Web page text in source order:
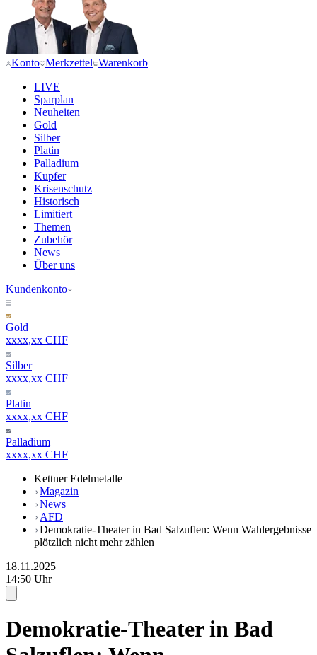
Konto Merkzettel Warenkorb
LIVE
Sparplan
Neuheiten
Gold
Silber
Platin
Palladium
Kupfer
Krisenschutz
Historisch
Limitiert
Themen
Zubehör
News
Über uns
Kundenkonto
Gold
xxxx,xx CHF
Silber
xxxx,xx CHF
Platin
xxxx,xx CHF
Palladium
xxxx,xx CHF
Kettner Edelmetalle
Magazin
News
AFD
Demokratie-Theater in Bad Salzuflen: Wenn Wahlergebnisse
plötzlich nicht mehr zählen
18.11.2025
14:50 Uhr
Demokratie-Theater in Bad